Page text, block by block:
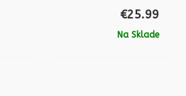
€25.99
Na Sklade